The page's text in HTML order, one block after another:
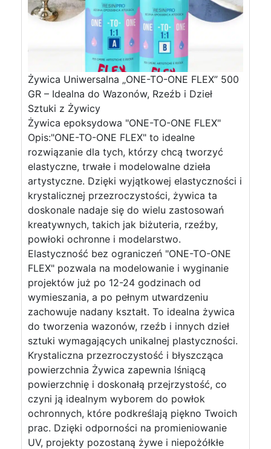
Żywica Uniwersalna „ONE-TO-ONE FLEX” 500
GR – Idealna do Wazonów, Rzeźb i Dzieł
Sztuki z Żywicy
Żywica epoksydowa "ONE-TO-ONE FLEX"
Opis:"ONE-TO-ONE FLEX" to idealne
rozwiązanie dla tych, którzy chcą tworzyć
elastyczne, trwałe i modelowalne dzieła
artystyczne. Dzięki wyjątkowej elastyczności i
krystalicznej przezroczystości, żywica ta
doskonale nadaje się do wielu zastosowań
kreatywnych, takich jak biżuteria, rzeźby,
powłoki ochronne i modelarstwo.
Elastyczność bez ograniczeń "ONE-TO-ONE
FLEX" pozwala na modelowanie i wyginanie
projektów już po 12-24 godzinach od
wymieszania, a po pełnym utwardzeniu
zachowuje nadany kształt. To idealna żywica
do tworzenia wazonów, rzeźb i innych dzieł
sztuki wymagających unikalnej plastyczności.
Krystaliczna przezroczystość i błyszcząca
powierzchnia Żywica zapewnia lśniącą
powierzchnię i doskonałą przejrzystość, co
czyni ją idealnym wyborem do powłok
ochronnych, które podkreślają piękno Twoich
prac. Dzięki odporności na promieniowanie
UV, projekty pozostaną żywe i niepożółkłe